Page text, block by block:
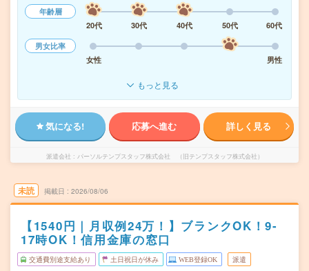
年齢層
20代
30代 40代 50代
60代
男女比率
女性
男性
もっと見る
気になる! 応募へ進む 詳しく見る
派遣会社 パーソルテンプスタッフ株式会社 （旧テンプスタッフ株式会社）
未読 掲載日 2026/08/06
【1540円｜月収例24万！】ブランクOK！9-
17時OK！信用金庫の窓口
交通費別途支給あり 土日祝日が休み WEB登録OK 派遣